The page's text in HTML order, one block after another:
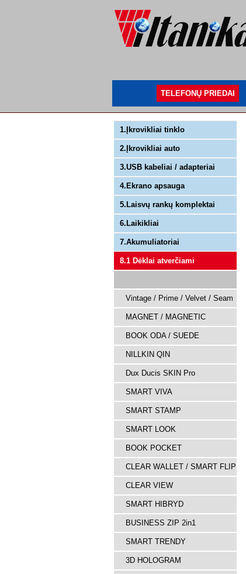
TELEFONŲ PRIEDAI
1.Įkrovikliai tinklo
2.Įkrovikliai auto
3.USB kabeliai / adapteriai
4.Ekrano apsauga
5.Laisvų rankų komplektai
6.Laikikliai
7.Akumuliatoriai
8.1 Dėklai atverčiami
Vintage / Prime / Velvet / Seam
MAGNET / MAGNETIC
BOOK ODA / SUEDE
NILLKIN QIN
Dux Ducis SKIN Pro
SMART VIVA
SMART STAMP
SMART LOOK
BOOK POCKET
CLEAR WALLET / SMART FLIP
CLEAR VIEW
SMART HIBRYD
BUSINESS ZIP 2in1
SMART TRENDY
3D HOLOGRAM